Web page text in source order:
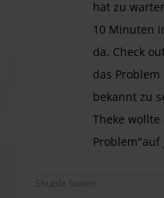
en schone toilet
wordt er voor u gezorgd.
Voertuiggrootte 2,20 x 5 m
hat zu
10 Minuten
da. Check
das
bekannt zu
Theke
Problem"auf
Shuttle buiten